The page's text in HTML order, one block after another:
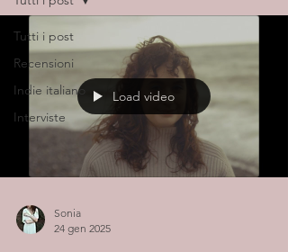
Tutti i post
Recensioni
Indie italiano
Interviste
Load video
Sonia
24 gen 2025